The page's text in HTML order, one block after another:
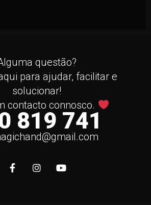
questão?
para ajudar, facilitar e
solucionar!
contacto connosco.
819 741